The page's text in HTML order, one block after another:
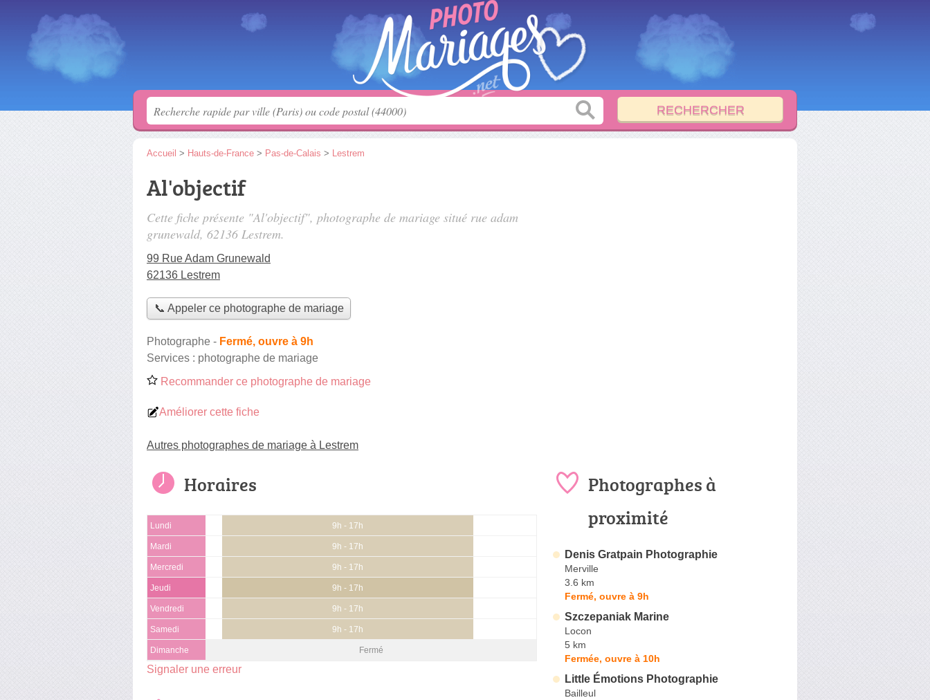
Accueil > Hauts-de-France > Pas-de-Calais > Lestrem
Al'objectif
Cette fiche présente "Al'objectif", photographe de mariage situé rue adam
grunewald, 62136 Lestrem.
99 Rue Adam Grunewald
62136 Lestrem
📞 Appeler ce photographe de mariage
Photographe - Fermé, ouvre à 9h
Services : photographe de mariage
Recommander ce photographe de mariage
Améliorer cette fiche
Autres photographes de mariage à Lestrem
Horaires
Lundi 9h - 17h
Mardi 9h - 17h
Mercredi 9h - 17h
Jeudi 9h - 17h
Vendredi 9h - 17h
Samedi 9h - 17h
Dimanche Fermé
Signaler une erreur
Photographes à
proximité
Denis Gratpain Photographie
Merville
3.6 km
Fermé, ouvre à 9h
Szczepaniak Marine
Locon
5 km
Fermée, ouvre à 10h
Little Émotions Photographie
Bailleul